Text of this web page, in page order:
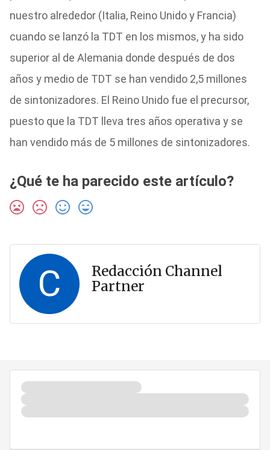
nuestro alrededor (Italia, Reino Unido y Francia)
cuando se lanzó la TDT en los mismos, y ha sido
superior al de Alemania donde después de dos
años y medio de TDT se han vendido 2,5 millones
de sintonizadores. El Reino Unido fue el precursor,
puesto que la TDT lleva tres años operativa y se
han vendido más de 5 millones de sintonizadores.
¿Qué te ha parecido este artículo?
C
Redacción Channel
Partner